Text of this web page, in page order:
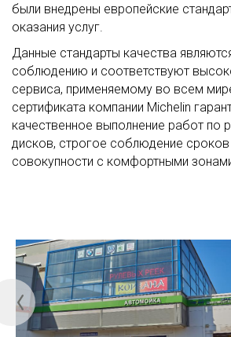
были внедрены европейские
оказания услуг.
Данные стандарты качества
соблюдению и соответствуют
сервиса, применяемому во всем
сертификата компании Michelin
качественное выполнение работ по
дисков, строгое соблюдение
совокупности с комфортными